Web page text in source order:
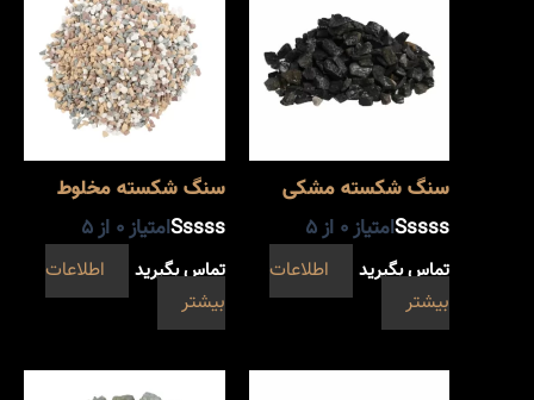
سنگ شکسته مشکی
امتیاز0 از 5
تماس بگیرید
اطلاعات
بیشتر
سنگ شکسته مخلوط
امتیاز0 از 5
تماس بگیرید
اطلاعات
بیشتر